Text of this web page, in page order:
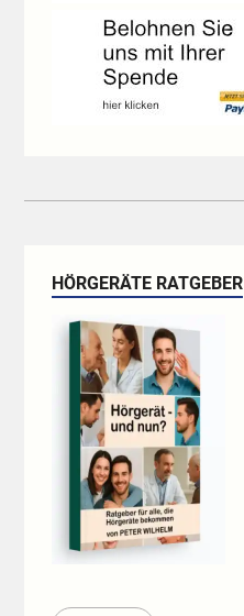
HÖRGERÄTE RATGEBER